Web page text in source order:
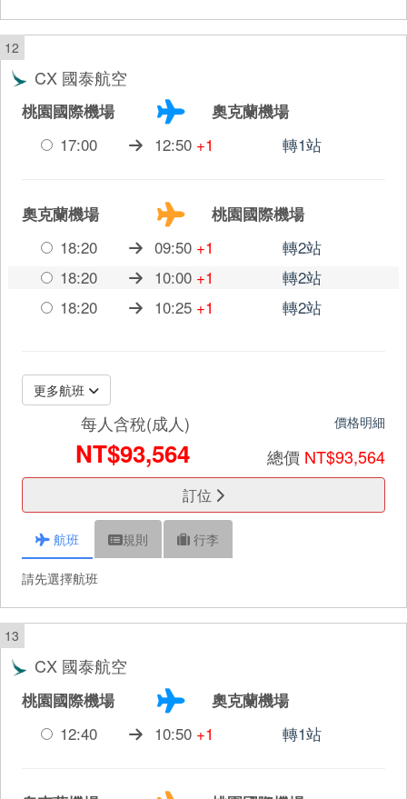
12
CX 國泰航空
桃園國際機場
奧克蘭機場
17:00
12:50 +1 轉1站
奧克蘭機場
桃園國際機場
18:20
09:50 +1
轉2站
18:20
10:00 +1
轉2站
18:20
10:25 +1 轉2站
更多航班
每人含稅(成人)
NT$93,564
價格明細
總價 NT$93,564
訂位
航班 規則 行李
請先選擇航班
13
CX 國泰航空
桃園國際機場
奧克蘭機場
12:40
10:50 +1 轉1站